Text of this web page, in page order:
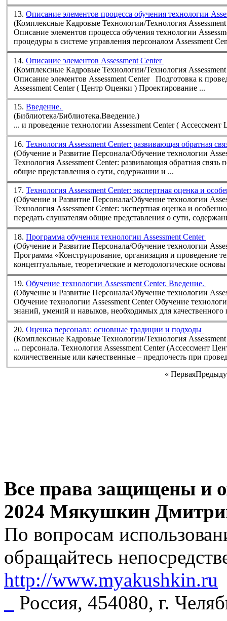
13. Описание элементов процесса обучения технологии
(Комплексные Кадровые Технологии/Технология Assessment
Описание элементов процесса обучения технологии
процедуры в системе управления персоналом Assessment
14. Описание элементов Assessment Center
(Комплексные Кадровые Технологии/Технология Assessment
Описание элементов Assessment
Center Подготовка к
Assessment
Center ( Центр Оценки ) Проектирование ...
15. Введение.
(Библиотека/Библиотека.Введение.)
... и проведение технологии Assessment
16. Технология Assessment Center: развивающая обратная
(Обучение и Развитие Персонала/Обучение технологии
Технология Assessment Center: развивающая обратная связь по результатам оценки (семинар-практикум) Цель: передать слушателям
общие представления о сути, содержании и ...
17. Технология Assessment Center: экспертная оценка и
(Обучение и Развитие Персонала/Обучение технологии
Технология AssessmentCenter: экспертная оценка и особенности ее проведения
передать слушателям общие представления о сути,
18. Программа обучения технологии Assessment Center
(Обучение и Развитие Персонала/Обучение технологии
концептуальные, теоретические и методологические
19. Обучение технологии Assessment Center. Введение.
(Обучение и Развитие Персонала/Обучение технологии
Обучение технологии Assessment
Center Обучение
знаний, умений и навыков, необходимых для качественного
20. Оценка персонала: основные традиции и подходы
(Комплексные Кадровые Технологии/Технология Assessment
... персонала. Технология Assessment Center (Ассессмент Центр). Однако вопрос заключается не в том, какую
количественные или качественные – предпочесть при
« Первая
Все права защищены и
2024 Мякушкин
По вопросам
обращайтесь
http://www.myakushkin.ru
Россия, 454080, г.